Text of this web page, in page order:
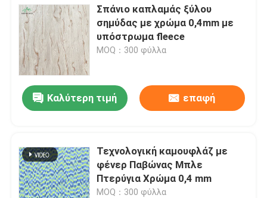
Σπάνιο καπλαμάς ξύλου
σημύδας με χρώμα 0,4mm με
υπόστρωμα fleece
MOQ：300 φύλλα
Καλύτερη τιμή επαφή
Τεχνολογική καμουφλάζ με
φένερ Παβώνας Μπλε
Πτερύγια Χρώμα 0,4 mm
MOQ：300 φύλλα